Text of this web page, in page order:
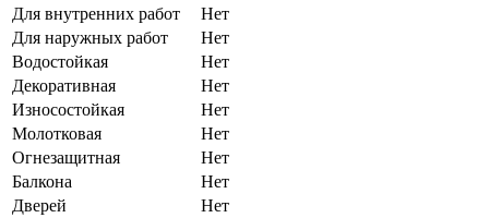
Для внутренних работ
Нет
Для наружных работ
Нет
Водостойкая
Нет
Декоративная
Нет
Износостойкая
Нет
Молотковая
Нет
Огнезащитная
Нет
Балкона
Нет
Дверей
Нет